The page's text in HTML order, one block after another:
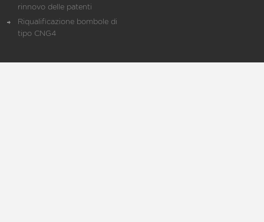
rinnovo delle patenti
Riqualificazione bombole di
tipo CNG4